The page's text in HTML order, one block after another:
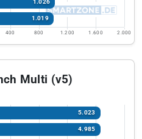
1.026
1.019
400 800 1.200 1.600 2.000
Multi (v5)
5.023
4.985